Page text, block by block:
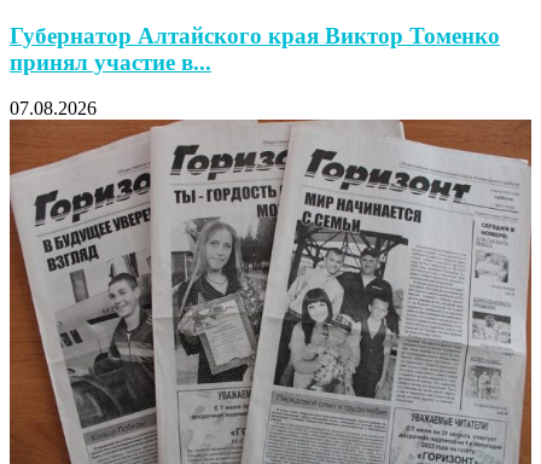
Губернатор Алтайского края Виктор Томенко
принял участие в...
07.08.2026